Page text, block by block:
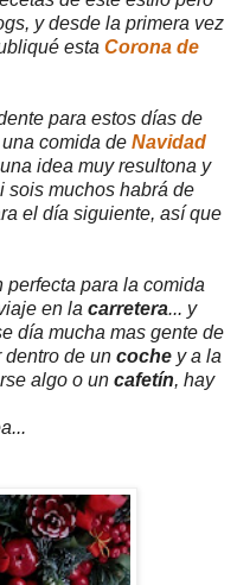
y desde la primera vez
esta Corona de
para estos días de
comida de Navidad
idea muy resultona y
sois muchos habrá de
el día siguiente, así que
perfecta para la comida
en la carretera... y
día mucha mas gente de
de un coche y a la
algo o un cafetín, hay